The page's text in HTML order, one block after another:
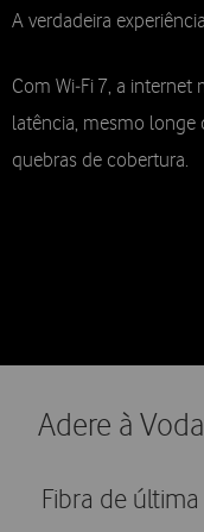
A verdadeira
Com Wi‑Fi 7, a internet
latência, mesmo longe
quebras de cobertura.
Adere à
Fibra de